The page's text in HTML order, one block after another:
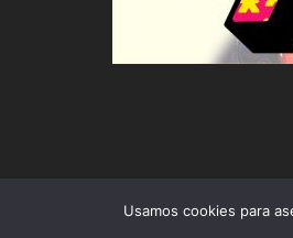
Proudly powered by
Usamos cookies para